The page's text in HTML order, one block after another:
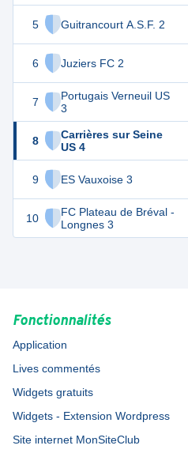
5 Guitrancourt A.S.F. 2
6 Juziers FC 2
7
Portugais Verneuil US
3
8
Carrières sur Seine
US 4
9 ES Vauxoise 3
10
FC Plateau de Bréval -
Longnes 3
23 18
18 18
12
6 18
Fonctionnalités
Application
Lives commentés
Widgets gratuits
Widgets - Extension Wordpress
Site internet MonSiteClub